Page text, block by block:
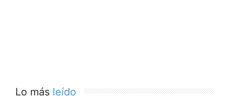
Lo más leído